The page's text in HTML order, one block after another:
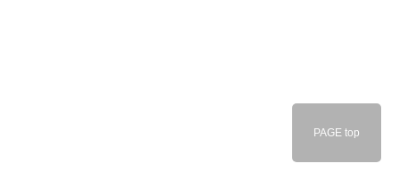
PAGE top